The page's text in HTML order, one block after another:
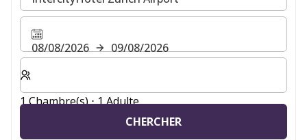
08/08/2026
09/08/2026
Sélectionnez le nombre de chambres et d'invités pour
1 Chambre(s) ⋅ 1 Adulte
CHERCHER